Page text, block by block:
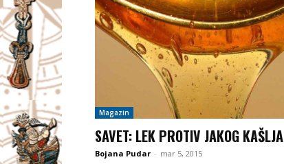
Magazin
SAVET: LEK PROTIV JAKOG KAŠLJA
Bojana Pudar - mar 5, 2015